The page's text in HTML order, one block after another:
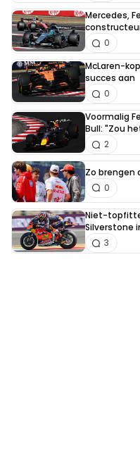
Mercedes,
0
McLaren-
succes aan
0
Voormalig
Bull: "Zou
2
Zo brengen
0
Niet-
Silverstone
3